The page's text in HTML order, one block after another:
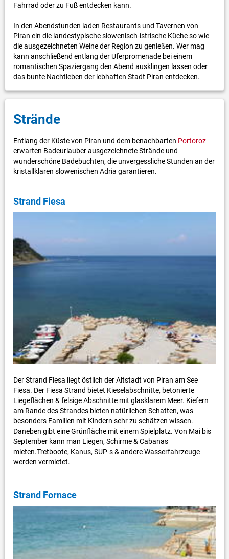
Fahrrad oder zu Fuß entdecken kann.
In den Abendstunden laden Restaurants und Tavernen von
Piran ein die landestypische slowenisch-istrische Küche so wie
die ausgezeichneten Weine der Region zu genießen. Wer mag
kann anschließend entlang der Uferpromenade bei einem
romantischen Spaziergang den Abend ausklingen lassen oder
das bunte Nachtleben der lebhaften Stadt Piran entdecken.
Strände
Entlang der Küste von Piran und dem benachbarten Portoroz
erwarten Badeurlauber ausgezeichnete Strände und
wunderschöne Badebuchten, die unvergessliche Stunden an der
kristallklaren slowenischen Adria garantieren.
Strand Fiesa
Der Strand Fiesa liegt östlich der Altstadt von Piran am See
Fiesa. Der Fiesa Strand bietet Kieselabschnitte, betonierte
Liegeflächen & felsige Abschnitte mit glasklarem Meer. Kiefern
am Rande des Strandes bieten natürlichen Schatten, was
besonders Familien mit Kindern sehr zu schätzen wissen.
Daneben gibt eine Grünfläche mit einem Spielplatz. Von Mai bis
September kann man Liegen, Schirme & Cabanas
mieten.Tretboote, Kanus, SUP-s & andere Wasserfahrzeuge
werden vermietet.
Strand Fornace